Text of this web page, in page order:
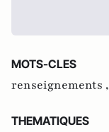
MOTS-CLES
renseignements ,
THEMATIQUES